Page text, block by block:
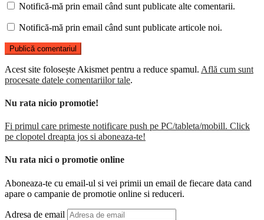
Notifică-mă prin email când sunt publicate alte comentarii.
Notifică-mă prin email când sunt publicate articole noi.
Acest site folosește Akismet pentru a reduce spamul. Află cum sunt
procesate datele comentariilor tale.
Nu rata nicio promotie!
Fi primul care primeste notificare push pe PC/tableta/mobill. Click
pe clopotel dreapta jos si aboneaza-te!
Nu rata nici o promotie online
Aboneaza-te cu email-ul si vei primii un email de fiecare data cand
apare o campanie de promotie online si reduceri.
Adresa de email